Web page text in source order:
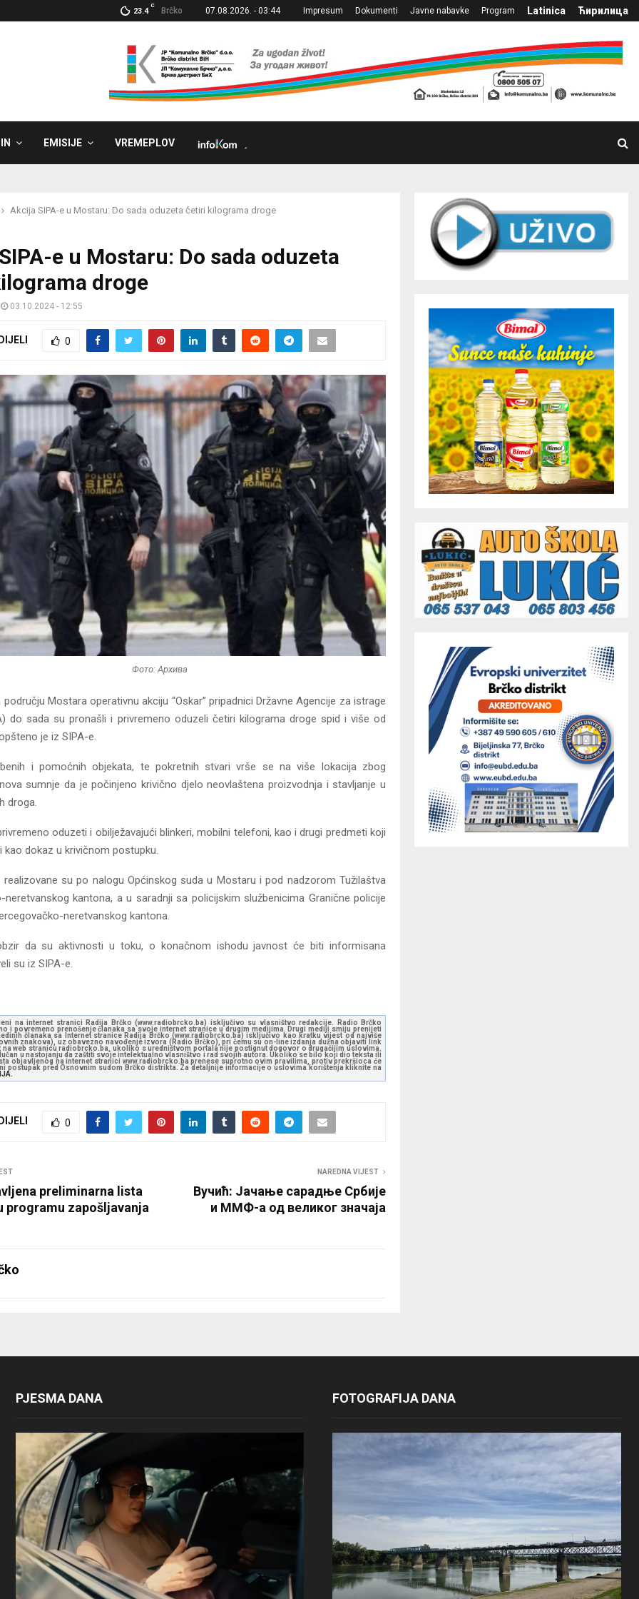
23.4
C
Brčko 07.08.2026. - 03:44 Impresum Dokumenti Javne nabavke Program Latinica Ћирилица
EMISIJE VREMEPLOV
Akcija SIPA-e u Mostaru: Do sada oduzeta četiri kilograma droge
e u Mostaru: Do sada oduzeta
droge
03.10.2024 - 12:55
0
Фото: Архива
Mostara operativnu akciju “Oskar” pripadnici Državne Agencije za istrage
do sada su pronašli i privremeno oduzeli četiri kilograma droge spid i više od
je iz SIPA-e.
i pomoćnih objekata, te pokretnih stvari vrše se na više lokacija zbog
sumnje da je počinjeno krivično djelo neovlaštena proizvodnja i stavljanje u
droga.
oduzeti i obilježavajući blinkeri, mobilni telefoni, kao i drugi predmeti koji
dokaz u krivičnom postupku.
realizovane su po nalogu Općinskog suda u Mostaru i pod nadzorom Tužilaštva
neretvanskog kantona, a u saradnji sa policijskim službenicima Granične policije
neretvanskog kantona.
da su aktivnosti u toku, o konačnom ishodu javnost će biti informisana
su iz SIPA-e.
na internet stranici Radija Brčko (www.radiobrcko.ba) isključivo su vlasništvo redakcije. Radio Brčko
i povremeno prenošenje članaka sa svoje internet stranice u drugim medijima. Drugi mediji smiju prenijeti
članaka sa Internet stranice Radija Brčko (www.radiobrcko.ba) isključivo kao kratku vijest od najviše
znakova), uz obavezno navođenje izvora (Radio Brčko), pri čemu su on-line izdanja dužna objaviti link
web stranicu radiobrcko.ba, ukoliko s uredništvom portala nije postignut dogovor o drugačijim uslovima.
u nastojanju da zaštiti svoje intelektualno vlasništvo i rad svojih autora. Ukoliko se bilo koji dio teksta ili
objavljenog na internet stranici www.radiobrcko.ba prenese suprotno ovim pravilima, protiv prekršioca će
postupak pred Osnovnim sudom Brčko distrikta. Za detaljnije informacije o uslovima korištenja kliknite na
0
preliminarna lista
programu zapošljavanja
NAREDNA VIJEST
Вучић: Јачање сарадње Србије
и ММФ-а од великог значаја
PJESMA DANA FOTOGRAFIJA DANA